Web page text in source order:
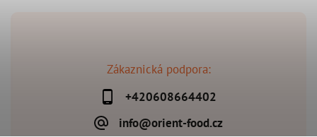
Zákaznická podpora:
+420608664402
info@orient-food.cz